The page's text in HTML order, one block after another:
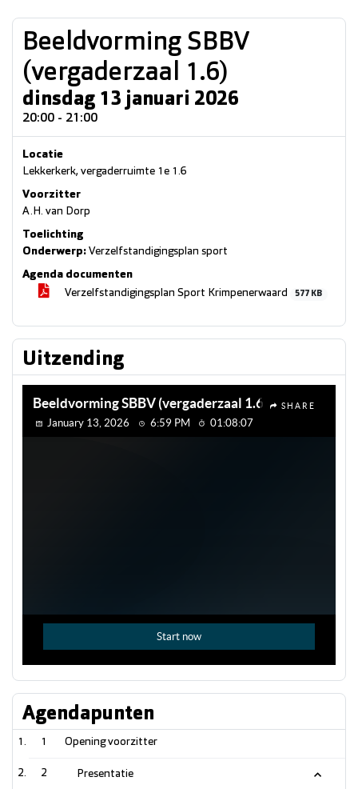
Beeldvorming SBBV
(vergaderzaal 1.6)
dinsdag 13 januari 2026
20:00 - 21:00
Locatie
Lekkerkerk, vergaderruimte 1e 1.6
Voorzitter
A.H. van Dorp
Toelichting
Onderwerp: Verzelfstandigingsplan sport
Agenda documenten
Verzelfstandigingsplan Sport Krimpenerwaard
577 KB
Uitzending
Agendapunten
1 Opening voorzitter
2 Presentatie